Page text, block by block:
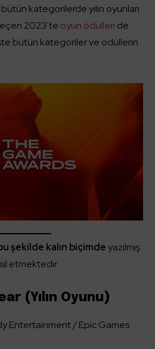
kategorilerde yılın oyunları
2023’te oyun ödülleri de
bütün kategoriler ve ödüllerin
şekilde kalın biçimde yazılmış
etmektedir.
(Yılın Oyunu)
Entertainment / Epic Games